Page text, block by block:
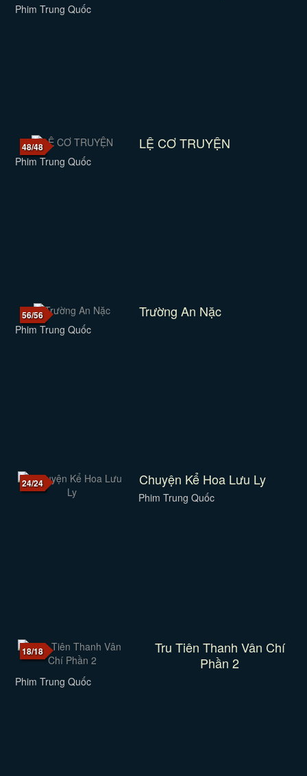
Phim Trung Quốc
48/48 LỆ CƠ TRUYỆN
Phim Trung Quốc
56/56 Trường An Nặc
Phim Trung Quốc
24/24 Chuyện Kể Hoa Lưu Ly
Phim Trung Quốc
18/18
Tru Tiên Thanh Vân Chí
Phần 2
Phim Trung Quốc